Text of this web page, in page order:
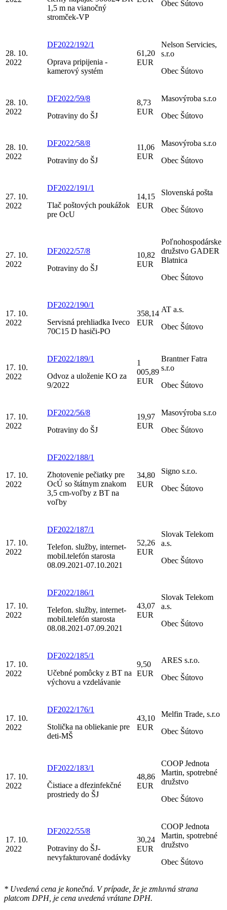
1,5 m na vianočný
stromček-VP
Obec Šútovo
28. 10.
2022
DF2022/192/1
Oprava pripijenia -
kamerový systém
61,20
EUR
Nelson Servicies,
s.r.o
Obec Šútovo
28. 10.
2022
DF2022/59/8
Potraviny do ŠJ
8,73
EUR
Masovýroba s.r.o
Obec Šútovo
28. 10.
2022
DF2022/58/8
Potraviny do ŠJ
11,06
EUR
Masovýroba s.r.o
Obec Šútovo
27. 10.
2022
DF2022/191/1
Tlač poštových poukážok
pre OcU
14,15
EUR
Slovenská pošta
Obec Šútovo
27. 10.
2022
DF2022/57/8
Potraviny do ŠJ
10,82
EUR
Poľnohospodárske
družstvo GADER
Blatnica
Obec Šútovo
17. 10.
2022
DF2022/190/1
Servisná prehliadka Iveco
70C15 D hasiči-PO
358,14
EUR
AT a.s.
Obec Šútovo
17. 10.
2022
DF2022/189/1
Odvoz a uloženie KO za
9/2022
1
005,89
EUR
Brantner Fatra
s.r.o
Obec Šútovo
17. 10.
2022
DF2022/56/8
Potraviny do ŠJ
19,97
EUR
Masovýroba s.r.o
Obec Šútovo
17. 10.
2022
DF2022/188/1
Zhotovenie pečiatky pre
OcÚ so štátnym znakom
3,5 cm-voľby z BT na
voľby
34,80
EUR
Signo s.r.o.
Obec Šútovo
17. 10.
2022
DF2022/187/1
Telefon. služby, internet-
mobil.telefón starosta
08.09.2021-07.10.2021
52,26
EUR
Slovak Telekom
a.s.
Obec Šútovo
17. 10.
2022
DF2022/186/1
Telefon. služby, internet-
mobil.telefón starosta
08.08.2021-07.09.2021
43,07
EUR
Slovak Telekom
a.s.
Obec Šútovo
17. 10.
2022
DF2022/185/1
Učebné pomôcky z BT na
výchovu a vzdelávanie
9,50
EUR
ARES s.r.o.
Obec Šútovo
17. 10.
2022
DF2022/176/1
Stolička na obliekanie pre
deti-MŠ
43,10
EUR
Melfin Trade, s.r.o
Obec Šútovo
17. 10.
2022
DF2022/183/1
Čistiace a dfezinfekčné
prostriedy do ŠJ
48,86
EUR
COOP Jednota
Martin, spotrebné
družstvo
Obec Šútovo
17. 10.
2022
DF2022/55/8
Potraviny do ŠJ-
nevyfakturované dodávky
30,24
EUR
COOP Jednota
Martin, spotrebné
družstvo
Obec Šútovo
* Uvedená cena je konečná. V prípade, že je zmluvná strana
platcom DPH, je cena uvedená vrátane DPH.